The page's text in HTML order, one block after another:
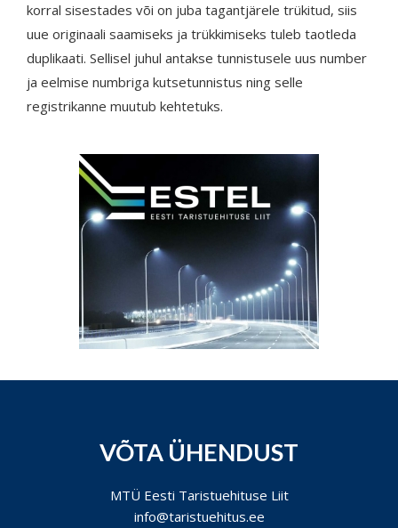
korral sisestades või on juba tagantjärele trükitud, siis
uue originaali saamiseks ja trükkimiseks tuleb taotleda
duplikaati. Sellisel juhul antakse tunnistusele uus number
ja eelmise numbriga kutsetunnistus ning selle
registrikanne muutub kehtetuks.
VÕTA ÜHENDUST
MTÜ Eesti Taristuehituse Liit
info@taristuehitus.ee